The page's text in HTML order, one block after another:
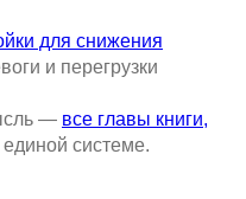
для снижения
и перегрузки
— все главы книги,
единой системе.